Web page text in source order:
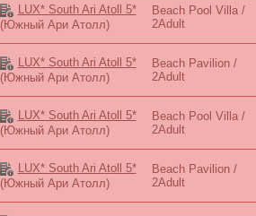
LUX* South Ari Atoll 5*
(Южный Ари Атолл)
Beach Pool Villa /
2Adult
LUX* South Ari Atoll 5*
(Южный Ари Атолл)
Beach Pavilion /
2Adult
LUX* South Ari Atoll 5*
(Южный Ари Атолл)
Beach Pool Villa /
2Adult
LUX* South Ari Atoll 5*
(Южный Ари Атолл)
Beach Pavilion /
2Adult